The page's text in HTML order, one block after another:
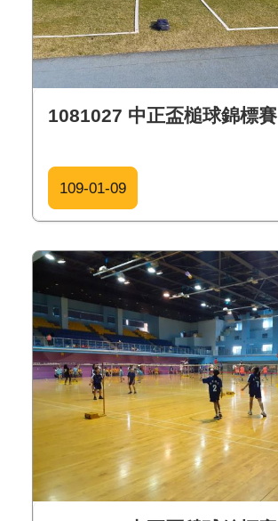
1081027 中正盃槌球錦標賽
109-01-09